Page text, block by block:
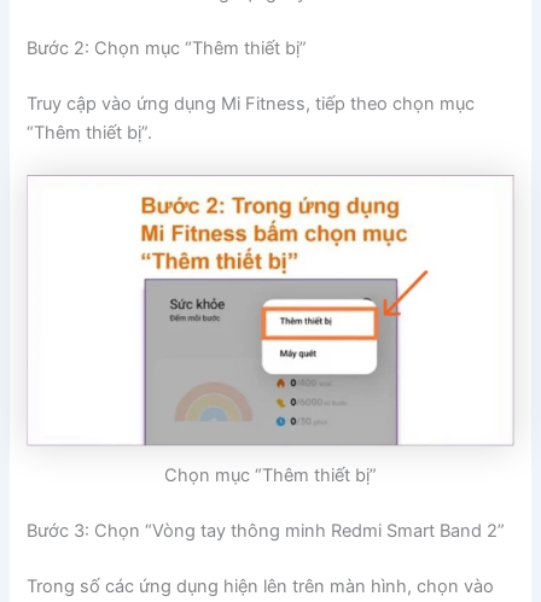
Bước 2: Chọn mục “Thêm thiết bị”
Truy cập vào ứng dụng Mi Fitness, tiếp theo chọn mục
“Thêm thiết bị”.
Chọn mục “Thêm thiết bị”
Bước 3: Chọn “Vòng tay thông minh Redmi Smart Band 2”
Trong số các ứng dụng hiện lên trên màn hình, chọn vào